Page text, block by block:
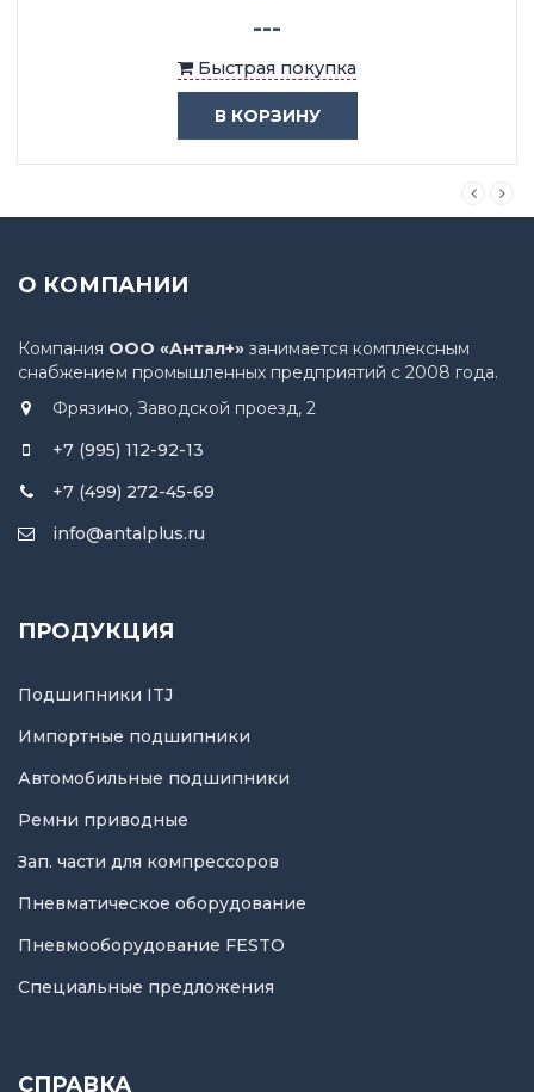
---
Быстрая покупка
В КОРЗИНУ
О КОМПАНИИ
Компания ООО «Антал+» занимается комплексным
снабжением промышленных предприятий с 2008 года.
Фрязино, Заводской проезд, 2
+7 (995) 112-92-13
+7 (499) 272-45-69
info@antalplus.ru
ПРОДУКЦИЯ
Подшипники ITJ
Импортные подшипники
Автомобильные подшипники
Ремни приводные
Зап. части для компрессоров
Пневматическое оборудование
Пневмооборудование FESTO
Специальные предложения
СПРАВКА